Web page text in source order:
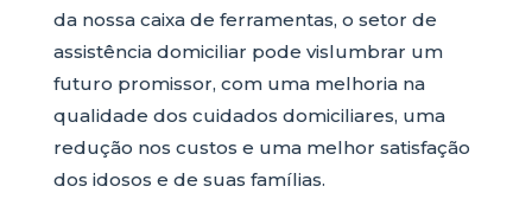
da nossa caixa de ferramentas, o setor de
assistência domiciliar pode vislumbrar um
futuro promissor, com uma melhoria na
qualidade dos cuidados domiciliares, uma
redução nos custos e uma melhor satisfação
dos idosos e de suas famílias.